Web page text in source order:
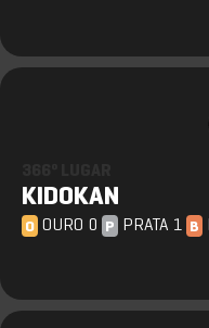
KIDOKAN
O OURO 0 P PRATA 1 B